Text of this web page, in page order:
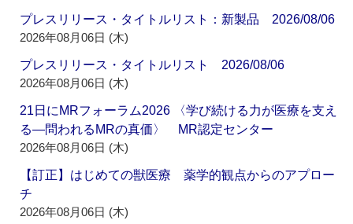
プレスリリース・タイトルリスト：新製品 2026/08/06
2026年08月06日 (木)
プレスリリース・タイトルリスト 2026/08/06
2026年08月06日 (木)
21日にMRフォーラム2026 〈学び続ける力が医療を支え
る―問われるMRの真価〉 MR認定センター
2026年08月06日 (木)
【訂正】はじめての獣医療 薬学的観点からのアプロー
チ
2026年08月06日 (木)